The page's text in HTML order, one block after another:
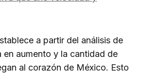
a partir del análisis de
en aumento y la cantidad de
al corazón de México. Esto